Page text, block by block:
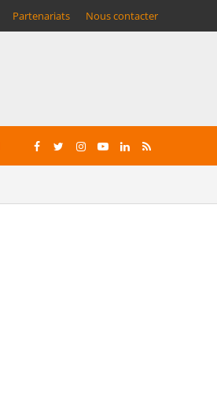
Partenariats Nous contacter